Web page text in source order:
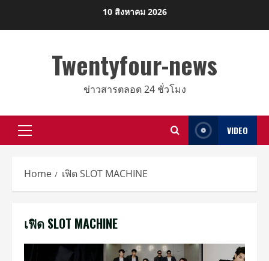
10 สิงหาคม 2026
Twentyfour-news
ข่าวสารตลอด 24 ชั่วโมง
Primary
VIDEO
Home เฟิด SLOT MACHINE
เฟิด SLOT MACHINE